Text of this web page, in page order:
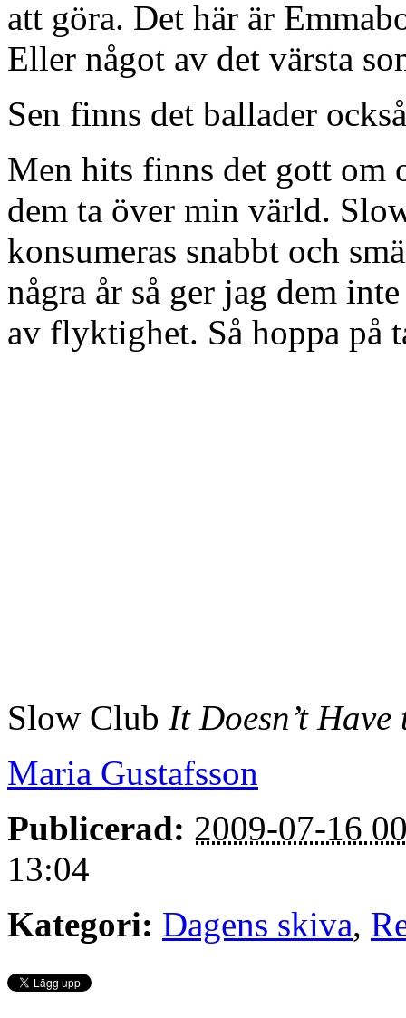
att göra. Det här är
Eller något av det värsta
Sen finns det ballader
Men hits finns det gott om
dem ta över min värld.
konsumeras snabbt och
några år så ger jag dem
av flyktighet. Så hoppa på
Slow Club It Doesn’t
Maria Gustafsson
Publicerad: 2009-07-16
13:04
Kategori: Dagens skiva,